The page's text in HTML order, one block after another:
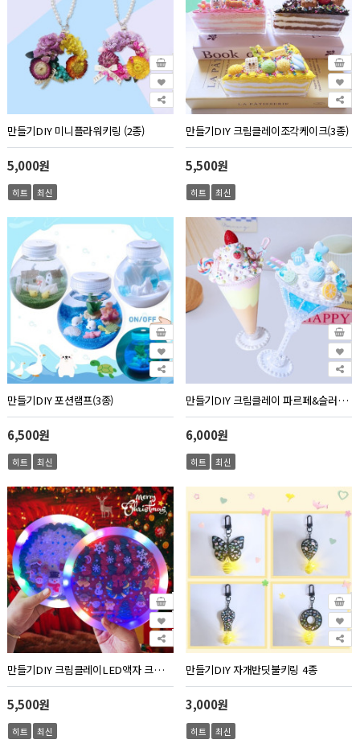
만들기DIY 미니플라워키링 (2종)
5,000원
히트 최신
만들기DIY 크림클레이조각케이크(3종)
5,500원
히트 최신
만들기DIY 포션램프(3종)
6,500원
히트 최신
만들기DIY 크림클레이 파르페&슬러시(2종)
6,000원
히트 최신
만들기DIY 크림클레이LED액자 크리스마스 2종
5,500원
히트 최신
만들기DIY 자개반딧불키링 4종
3,000원
히트 최신